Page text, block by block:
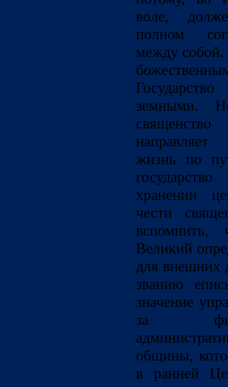
воле,
полном
между собой.
земными.
жизнь по
хранении
чести
вспомнить,
Великий
для внешних
званию
значение
за
общины,
в ранней